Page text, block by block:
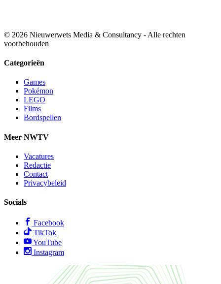
© 2026 Nieuwerwets Media & Consultancy - Alle rechten
voorbehouden
Categorieën
Games
Pokémon
LEGO
Films
Bordspellen
Meer NWTV
Vacatures
Redactie
Contact
Privacybeleid
Socials
Facebook
TikTok
YouTube
Instagram